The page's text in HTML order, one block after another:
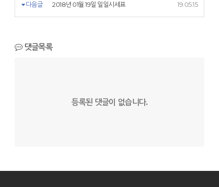
다음글 2018년 01월 19일 일일시세표 19.05.15
댓글목록
등록된 댓글이 없습니다.